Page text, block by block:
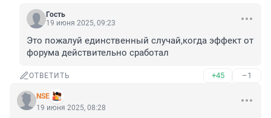
Гость
19 июня 2025, 09:23
Это пожалуй единственный случай,когда эффект от
форума действительно сработал
ОТВЕТИТЬ +45 –1
NSE
19 июня 2025, 08:28